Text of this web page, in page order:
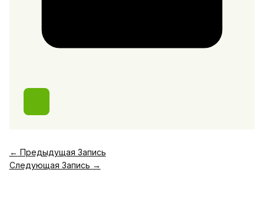
← Предыдущая Запись
Следующая Запись →